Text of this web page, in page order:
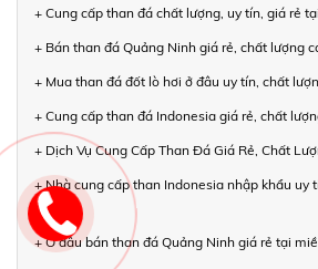
+ Cung cấp than đá chất lượng, uy tín, giá rẻ
+ Bán than đá Quảng Ninh giá rẻ, chất lượng
+ Mua than đá đốt lò hơi ở đâu uy tín, chất
+ Cung cấp than đá Indonesia giá rẻ, chất
+ Dịch Vụ Cung Cấp Than Đá Giá Rẻ, Chất
+ Nhà cung cấp than Indonesia nhập khẩu uy
Nam
+ Ở đâu bán than đá Quảng Ninh giá rẻ tại